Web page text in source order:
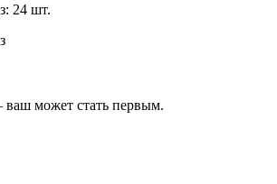
24 шт.
может стать первым.